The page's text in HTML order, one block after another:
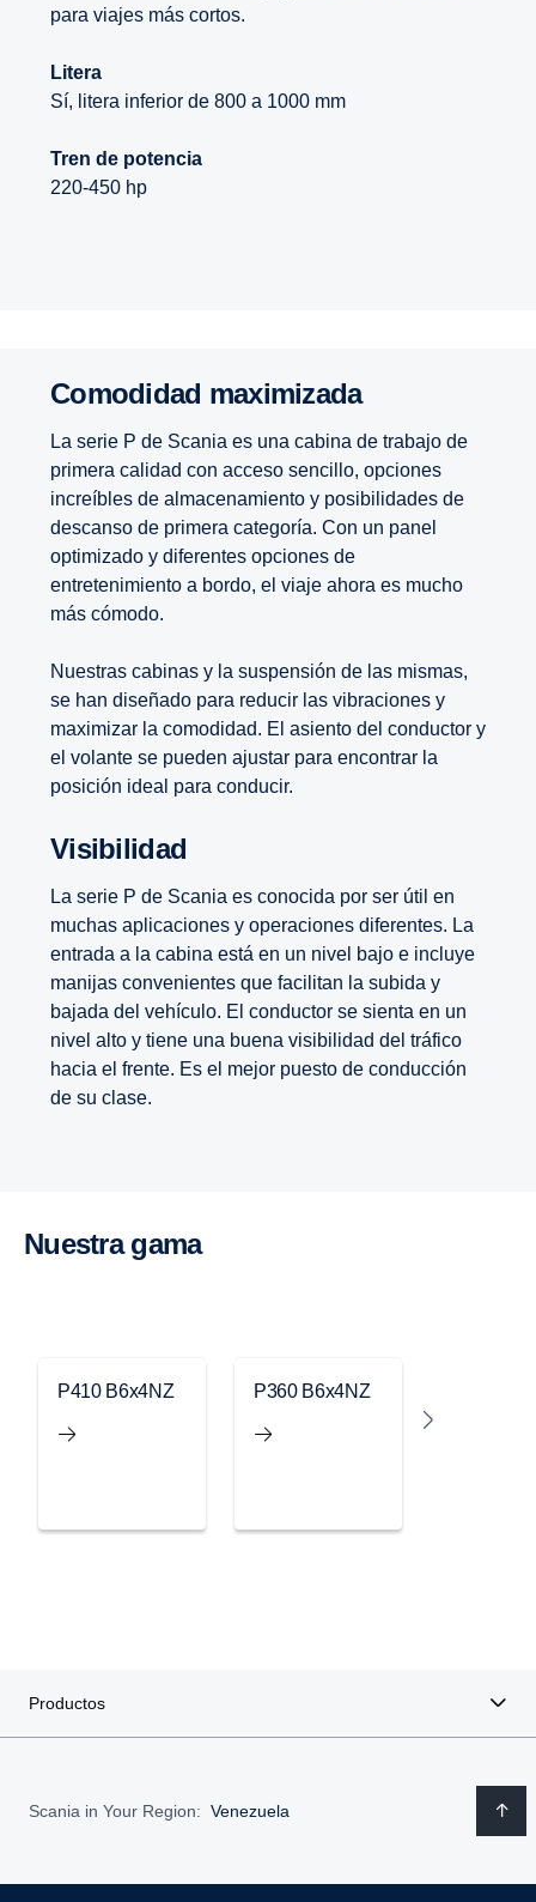
para viajes más cortos.
Litera
Sí, litera inferior de 800 a 1000 mm
Tren de potencia
220-450 hp
Comodidad maximizada
La serie P de Scania es una cabina de trabajo de
primera calidad con acceso sencillo, opciones
increíbles de almacenamiento y posibilidades de
descanso de primera categoría. Con un panel
optimizado y diferentes opciones de
entretenimiento a bordo, el viaje ahora es mucho
más cómodo.
Nuestras cabinas y la suspensión de las mismas,
se han diseñado para reducir las vibraciones y
maximizar la comodidad. El asiento del conductor y
el volante se pueden ajustar para encontrar la
posición ideal para conducir.
Visibilidad
La serie P de Scania es conocida por ser útil en
muchas aplicaciones y operaciones diferentes. La
entrada a la cabina está en un nivel bajo e incluye
manijas convenientes que facilitan la subida y
bajada del vehículo. El conductor se sienta en un
nivel alto y tiene una buena visibilidad del tráfico
hacia el frente. Es el mejor puesto de conducción
de su clase.
Nuestra gama
P410 B6x4NZ P360 B6x4NZ
Productos
Scania in Your Region: Venezuela